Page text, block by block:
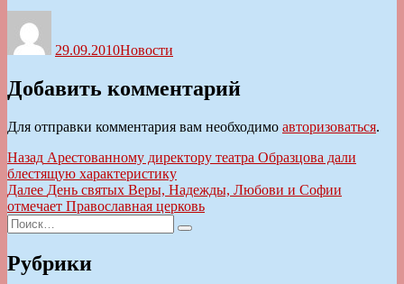
29.09.2010Новости
Добавить комментарий
Для отправки комментария вам необходимо авторизоваться.
Навигация
по
записям
Назад Предыдущая
запись:
Арестованному директору театра Образцова дали
блестящую характеристику
Далее Следующая
запись:
День святых Веры, Надежды, Любови и Софии
отмечает Православная церковь
Искать:
Поиск
Рубрики